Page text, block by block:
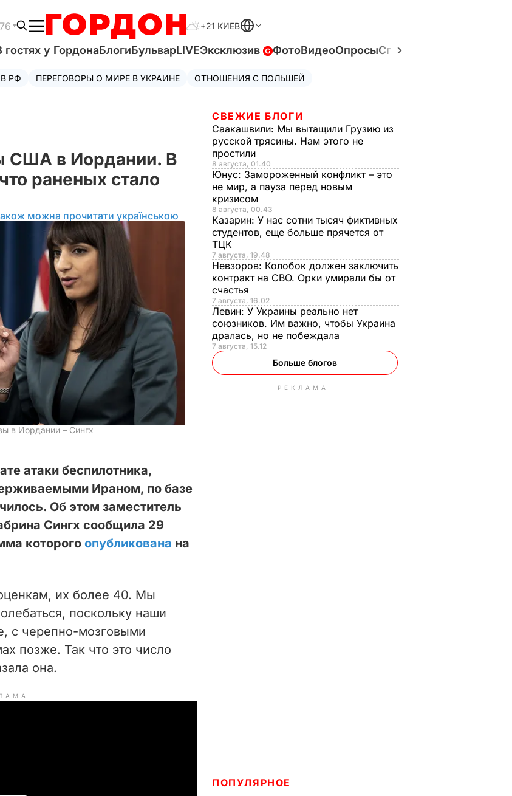
+21 КИЕВ
гостях у ГордонаБлогиБульварLIVEЭксклюзив ФотоВидеоОпросыСпецпроекты
РФ ПЕРЕГОВОРЫ О МИРЕ В УКРАИНЕ ОТНОШЕНИЯ С ПОЛЬШЕЙ
США в Иордании. В
раненых стало
можна прочитати українською
в Иордании – Сингх
атаки беспилотника,
Ираном, по базе
Об этом заместитель
Сингх сообщила 29
которого опубликована на
их более 40. Мы
поскольку наши
с черепно-мозговыми
позже. Так что это число
она.
СВЕЖИЕ БЛОГИ
Саакашвили: Мы вытащили Грузию из
русской трясины. Нам этого не
простили
8 августа, 01.40
Юнус: Замороженный конфликт – это
не мир, а пауза перед новым
кризисом
8 августа, 00.43
Казарин: У нас сотни тысяч фиктивных
студентов, еще больше прячется от
ТЦК
7 августа, 19.48
Невзоров: Колобок должен заключить
контракт на СВО. Орки умирали бы от
счастья
7 августа, 16.02
Левин: У Украины реально нет
союзников. Им важно, чтобы Украина
дралась, но не побеждала
7 августа, 15.12
Больше блогов
РЕКЛАМА
ПОПУЛЯРНОЕ